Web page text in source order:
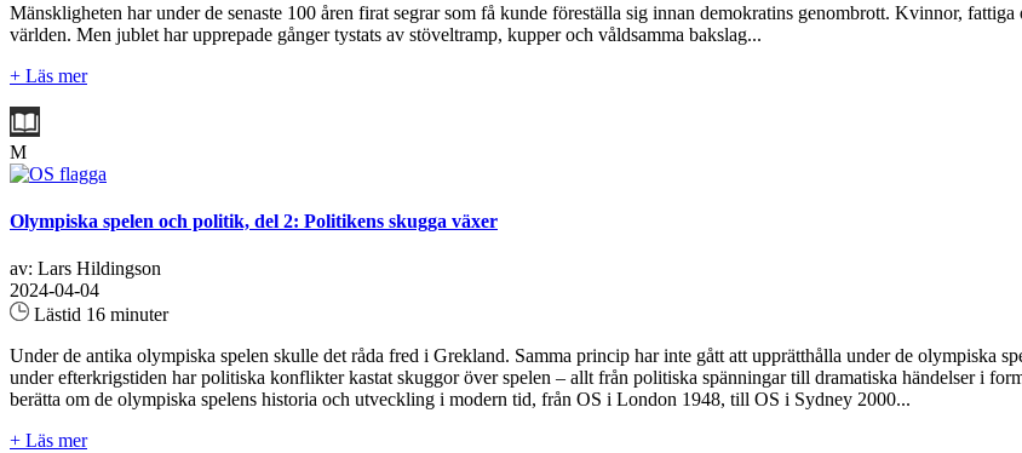
Mänskligheten har under de senaste 100 åren firat segrar som få kunde föreställa sig innan demokratins genombrott. Kvinnor,
världen. Men jublet har upprepade gånger tystats av stöveltramp, kupper och våldsamma bakslag...
+ Läs mer
M
Olympiska spelen och politik, del 2: Politikens skugga växer
av: Lars Hildingson
2024-04-04
Lästid 16 minuter
Under de antika olympiska spelen skulle det råda fred i Grekland. Samma princip har inte gått att upprätthålla under de olympiska
under efterkrigstiden har politiska konflikter kastat skuggor över spelen – allt från politiska spänningar till dramatiska händelser i
berätta om de olympiska spelens historia och utveckling i modern tid, från OS i London 1948, till OS i Sydney 2000...
+ Läs mer